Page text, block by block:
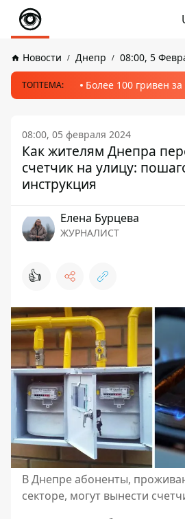
Новости Днепр 08:00, 5
ТОПТЕМА: Более 100 гривен
08:00, 05 февраля 2024
Как жителям Днепра
счетчик на улицу:
инструкция
Елена Бурцева
ЖУРНАЛИСТ
👍
В Днепре абоненты,
секторе, могут вынести